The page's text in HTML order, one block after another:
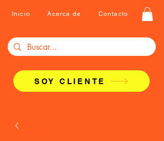
Inicio Acerca de Contacto
SOY CLIENTE